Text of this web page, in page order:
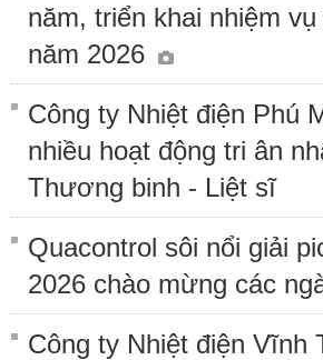
năm, triển khai nhiệm
năm 2026
Công ty Nhiệt điện Phú
nhiều hoạt động tri ân
Thương binh - Liệt sĩ
Quacontrol sôi nổi giải
2026 chào mừng các
Công ty Nhiệt điện Vĩnh